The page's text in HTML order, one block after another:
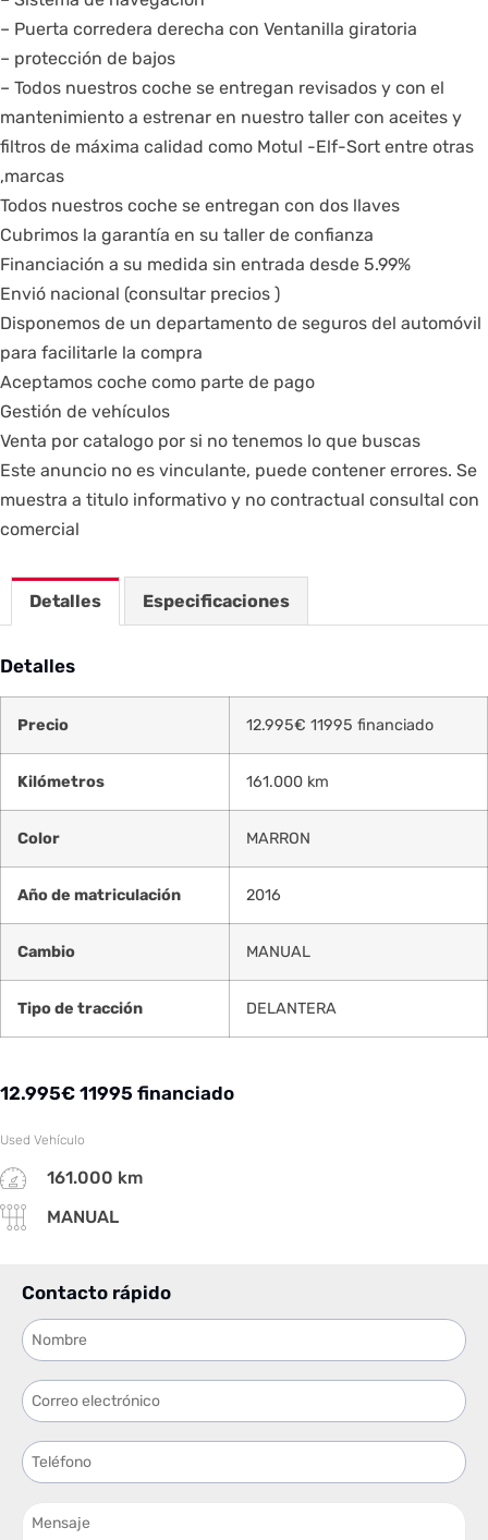
– Puerta corredera derecha con Ventanilla giratoria
– protección de bajos
– Todos nuestros coche se entregan revisados y con el
mantenimiento a estrenar en nuestro taller con aceites y
filtros de máxima calidad como Motul -Elf-Sort entre otras
,marcas
Todos nuestros coche se entregan con dos llaves
Cubrimos la garantía en su taller de confianza
Financiación a su medida sin entrada desde 5.99%
Envió nacional (consultar precios )
Disponemos de un departamento de seguros del automóvil
para facilitarle la compra
Aceptamos coche como parte de pago
Gestión de vehículos
Venta por catalogo por si no tenemos lo que buscas
Este anuncio no es vinculante, puede contener errores. Se
muestra a titulo informativo y no contractual consultal con
comercial
Detalles Especificaciones
Detalles
Precio 12.995€ 11995 financiado
Kilómetros 161.000 km
Color MARRON
Año de matriculación 2016
Cambio MANUAL
Tipo de tracción DELANTERA
12.995€ 11995 financiado
Used Vehículo
161.000 km
MANUAL
Contacto rápido